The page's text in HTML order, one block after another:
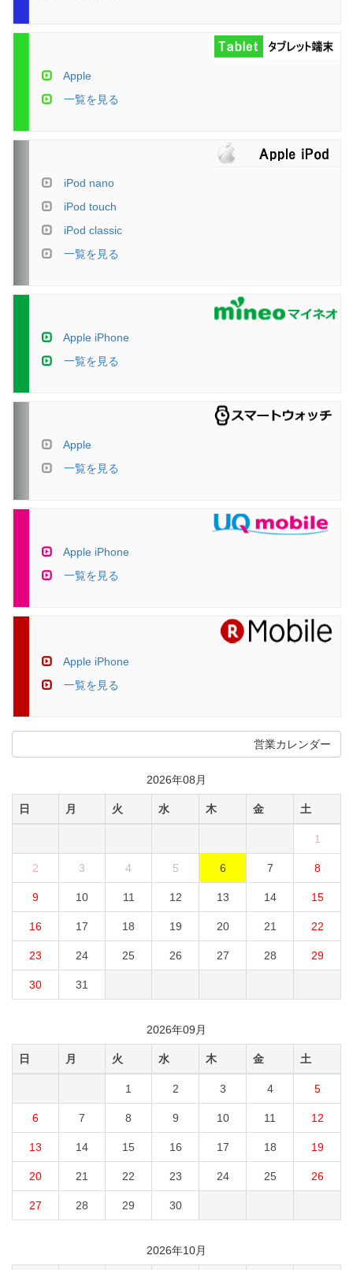
Apple
一覧を見る
iPod nano
iPod touch
iPod classic
一覧を見る
Apple iPhone
一覧を見る
Apple
一覧を見る
Apple iPhone
一覧を見る
Apple iPhone
一覧を見る
営業カレンダー
2026年08月
日 月 火 水 木 金 土
1
2 3 4 5 6 7 8
9 10 11 12 13 14 15
16 17 18 19 20 21 22
23 24 25 26 27 28 29
30 31
2026年09月
日 月 火 水 木 金 土
1 2 3 4 5
6 7 8 9 10 11 12
13 14 15 16 17 18 19
20 21 22 23 24 25 26
27 28 29 30
2026年10月